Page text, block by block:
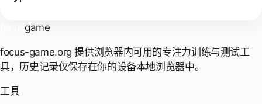
focusgame
focus-game.org 提供浏览器内可用的专注力训练与测试工
具，历史记录仅保存在你的设备本地浏览器中。
工具